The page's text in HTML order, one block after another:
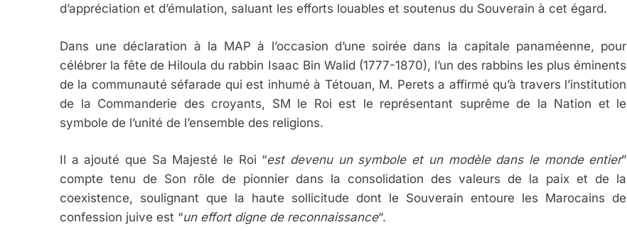
d’appréciation et d’émulation, saluant les efforts louables et soutenus du Souverain à cet égard.
Dans une déclaration à la MAP à l’occasion d’une soirée dans la capitale panaméenne, pour
célébrer la fête de Hiloula du rabbin Isaac Bin Walid (1777-1870), l’un des rabbins les plus éminents
de la communauté séfarade qui est inhumé à Tétouan, M. Perets a affirmé qu’à travers l’institution
de la Commanderie des croyants, SM le Roi est le représentant suprême de la Nation et le
symbole de l’unité de l’ensemble des religions.
Il a ajouté que Sa Majesté le Roi “est devenu un symbole et un modèle dans le monde entier”
compte tenu de Son rôle de pionnier dans la consolidation des valeurs de la paix et de la
coexistence, soulignant que la haute sollicitude dont le Souverain entoure les Marocains de
confession juive est “un effort digne de reconnaissance“.